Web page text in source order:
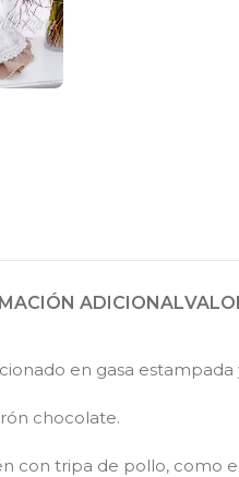
ADICIONAL
en gasa
chocolate.
con tripa de pollo, como